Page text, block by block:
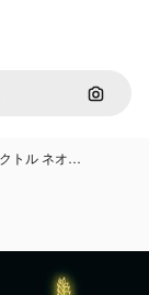
画像で
トル ネオ…